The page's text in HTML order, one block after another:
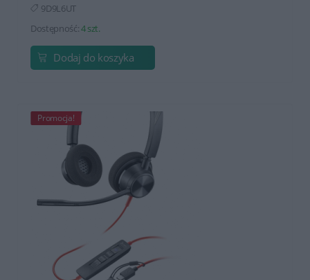
9D9L6UT
Dostępność:4 szt.
Dodaj do koszyka
Promocja!